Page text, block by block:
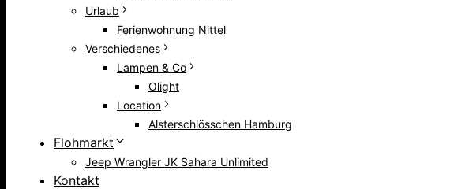
Urlaub
Ferienwohnung Nittel
Verschiedenes
Lampen & Co
Olight
Location
Alsterschlösschen Hamburg
Flohmarkt
Jeep Wrangler JK Sahara Unlimited
Kontakt